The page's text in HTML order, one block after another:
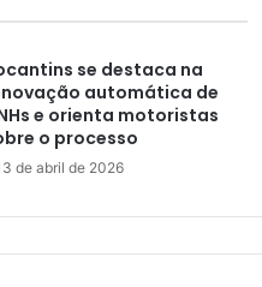
se destaca na
automática de
e orienta motoristas
o processo
de abril de 2026